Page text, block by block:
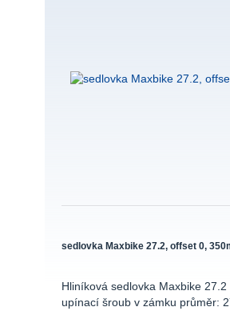
sedlovka Maxbike 27.2, offset 0,
Hliníková sedlovka Maxbike 27.2
upínací šroub v zámku průměr: